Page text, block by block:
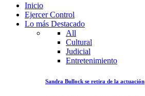
Inicio
Ejercer Control
Lo más Destacado
All
Cultural
Judicial
Entretenimiento
Sandra Bullock se retira de la actuación